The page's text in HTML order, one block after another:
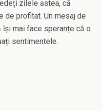
zilele astea, că
de profitat. Un mesaj de
își mai face speranțe că o
sentimentele.